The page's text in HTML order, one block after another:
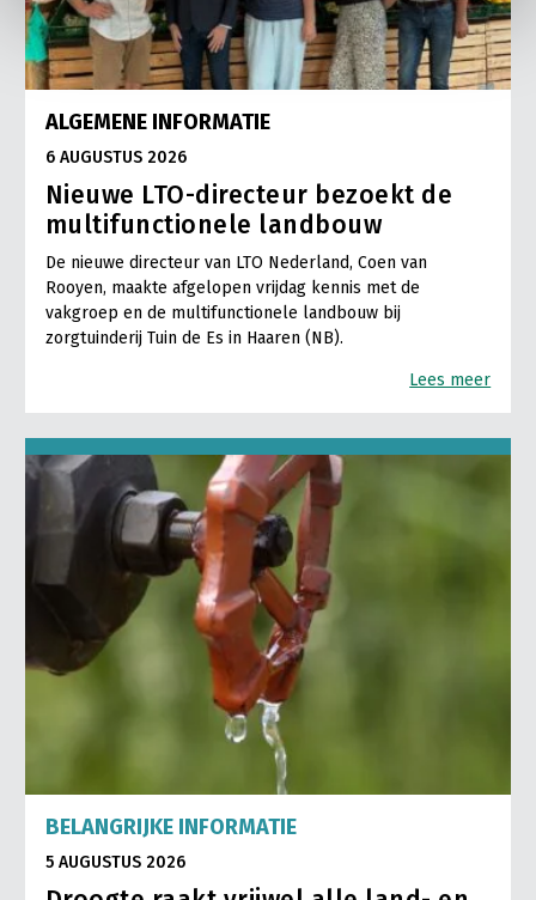
ALGEMENE INFORMATIE
6 AUGUSTUS 2026
Nieuwe LTO-directeur bezoekt de
multifunctionele landbouw
De nieuwe directeur van LTO Nederland, Coen van
Rooyen, maakte afgelopen vrijdag kennis met de
vakgroep en de multifunctionele landbouw bij
zorgtuinderij Tuin de Es in Haaren (NB).
Lees meer
BELANGRIJKE INFORMATIE
5 AUGUSTUS 2026